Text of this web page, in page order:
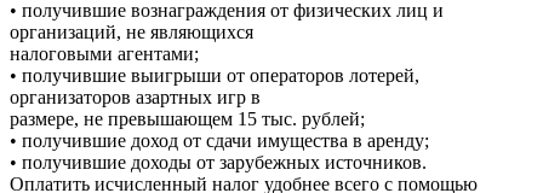
• получившие вознаграждения от физических лиц и
организаций, не являющихся
налоговыми агентами;
• получившие выигрыши от операторов лотерей,
организаторов азартных игр в
размере, не превышающем 15 тыс. рублей;
• получившие доход от сдачи имущества в аренду;
• получившие доходы от зарубежных источников.
Оплатить исчисленный налог удобнее всего с помощью